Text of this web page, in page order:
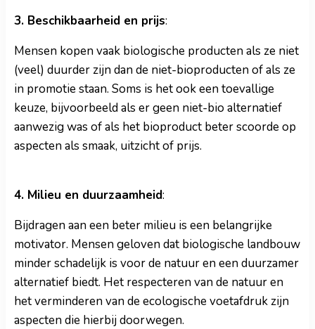
3. Beschikbaarheid en prijs:
Mensen kopen vaak biologische producten als ze niet
(veel) duurder zijn dan de niet-bioproducten of als ze
in promotie staan. Soms is het ook een toevallige
keuze, bijvoorbeeld als er geen niet-bio alternatief
aanwezig was of als het bioproduct beter scoorde op
aspecten als smaak, uitzicht of prijs.
4. Milieu en duurzaamheid:
Bijdragen aan een beter milieu is een belangrijke
motivator. Mensen geloven dat biologische landbouw
minder schadelijk is voor de natuur en een duurzamer
alternatief biedt. Het respecteren van de natuur en
het verminderen van de ecologische voetafdruk zijn
aspecten die hierbij doorwegen.